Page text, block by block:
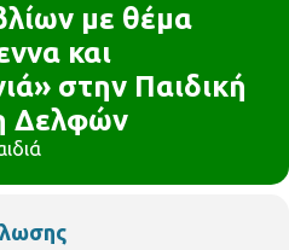
με θέμα
και
στην Παιδική
Δελφών